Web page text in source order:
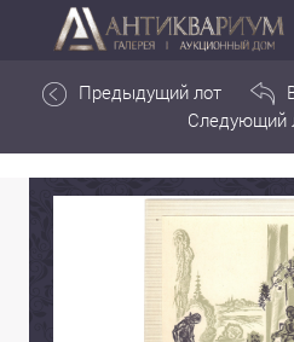
Предыдущий лот
Следующий